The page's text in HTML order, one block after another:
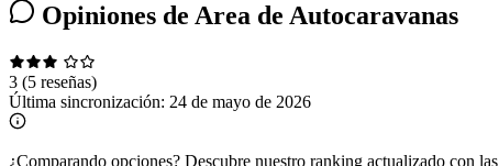
Opiniones de Area de Autocaravanas
3 (5 reseñas)
Última sincronización: 24 de mayo de 2026
¿Comparando opciones? Descubre nuestro ranking actualizado con las